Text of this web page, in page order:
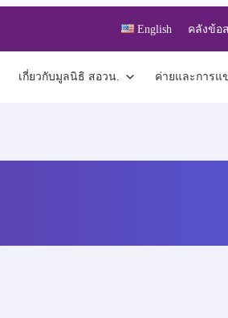
English คลังข้อ
เกี่ยวกับมูลนิธิ สอวน. ค่ายและการแ